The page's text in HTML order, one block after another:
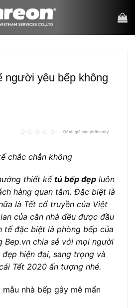
người yêu bếp không
Đánh giá sản phẩm này.
chắc chắn không
thiết kếtủ bếp đẹp luôn
hàng quan tâm. Đặc biệt là
là Tết cổ truyền của Việt
của căn nhà đều được đầu
tế đặc biệt là phòng bếp của
Bep.vn chia sẻ với mọi người
hiện đại, sang trọng và
Tết 2020 ấn tượng nhé.
nhà bếp gây mê mẩn